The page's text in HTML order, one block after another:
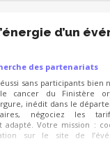
d’un
des partenariats
sans participants bien
cancer du Finistère
inédit dans le
négociez les
adapté. Votre mission :
sur le site de